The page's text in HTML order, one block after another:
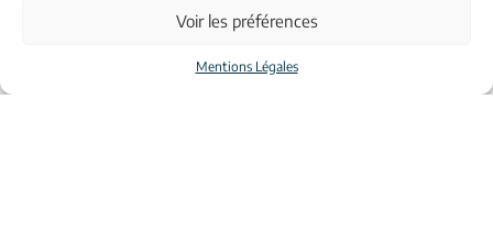
Voir les préférences
Mentions Légales